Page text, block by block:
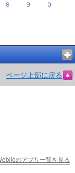
８ ９ ０
ページ上部に戻る
のアプリ一覧を見る